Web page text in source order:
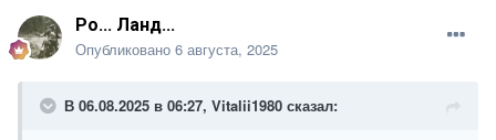
Ро... Ланд...
Опубликовано 6 августа, 2025
В 06.08.2025 в 06:27, Vitalii1980 сказал: